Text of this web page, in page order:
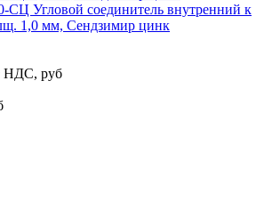
Угловой соединитель внутренний к
1,0 мм, Сендзимир цинк
НДС, руб